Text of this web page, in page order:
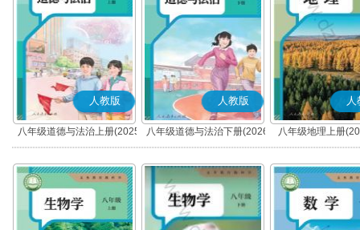
人教版
八年级道德与法治上册(2025
秋版)(部编版)
人教版
八年级道德与法治下册(2026
春版)(部编版)
人
八年级地理上册